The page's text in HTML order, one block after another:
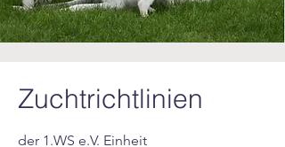
Zuchtrichtlinien
der 1.WS e.V. Einheit